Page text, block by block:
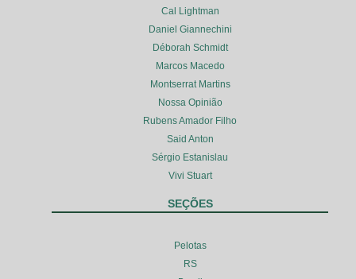
Cal Lightman
Daniel Giannechini
Déborah Schmidt
Marcos Macedo
Montserrat Martins
Nossa Opinião
Rubens Amador Filho
Said Anton
Sérgio Estanislau
Vivi Stuart
SEÇÕES
Pelotas
RS